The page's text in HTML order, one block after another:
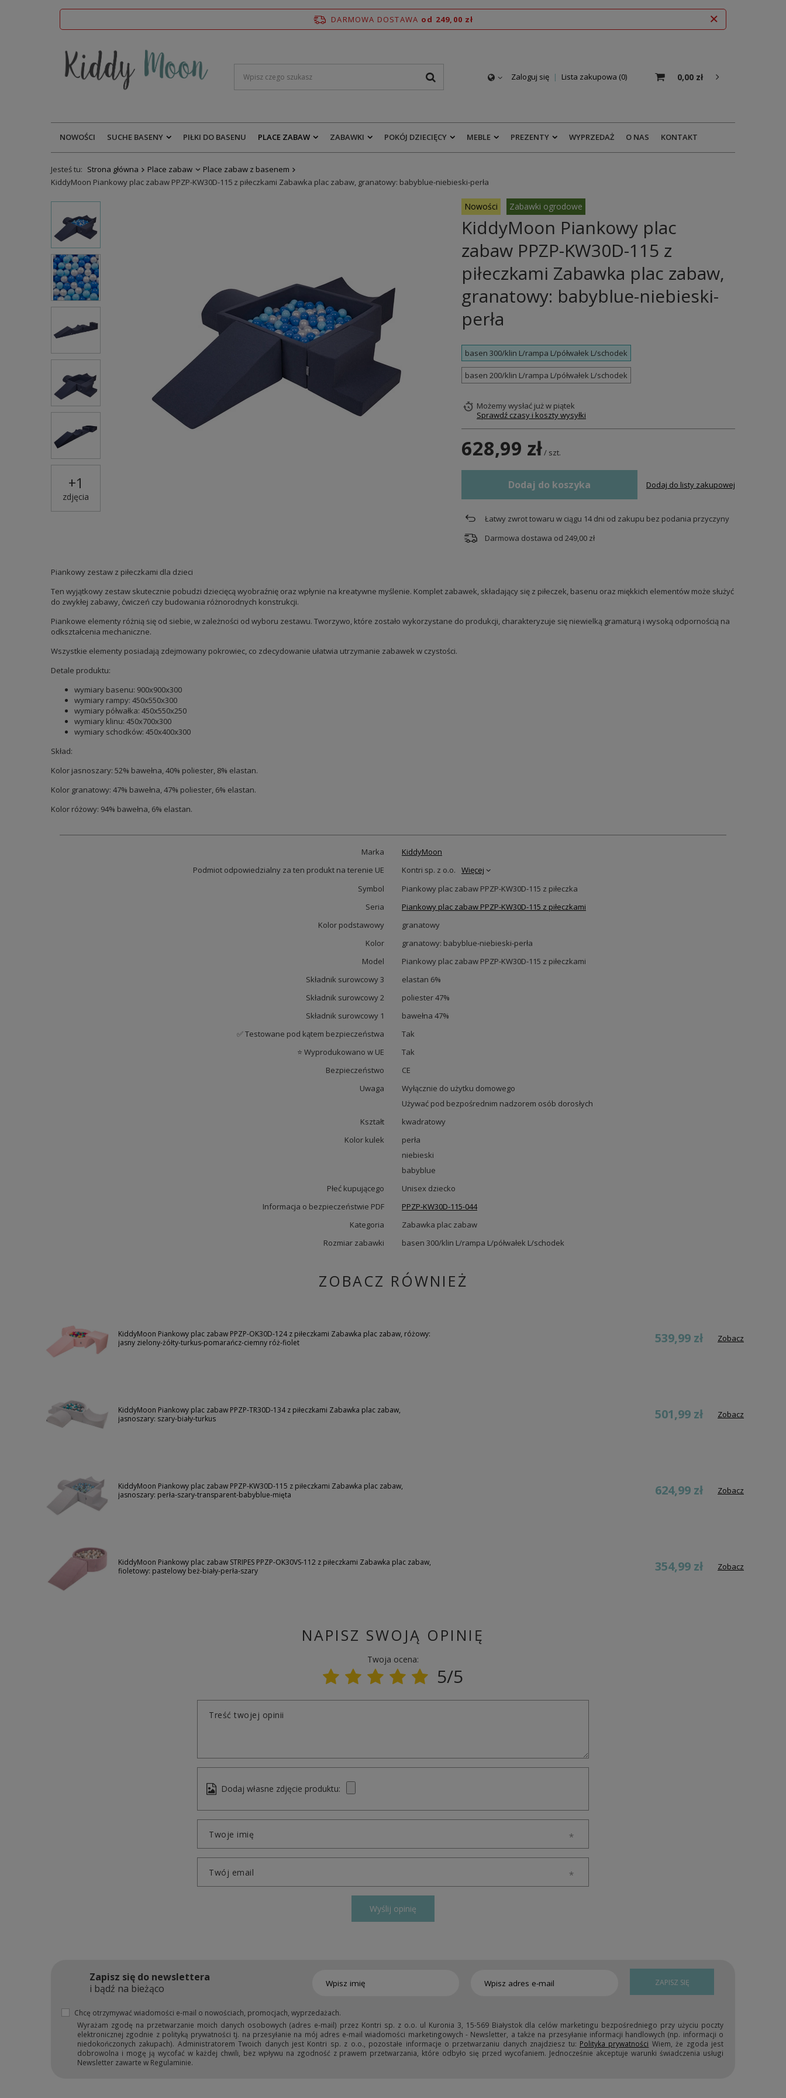
DARMOWA DOSTAWA od 249,00 zł
Zaloguj się Lista zakupowa 0 0,00 zł
NOWOŚCI SUCHE BASENY PIŁKI DO BASENU PLACE ZABAW ZABAWKI POKÓJ DZIECIĘCY MEBLE PREZENTY WYPRZEDAŻ O NAS KONTAKT
Jesteś tu: Strona główna Place zabaw
Place zabaw z basenem
KiddyMoon Piankowy plac zabaw PPZP-KW30D-115 z piłeczkami Zabawka plac zabaw, granatowy: babyblue-niebieski-perła
Nowości Zabawki ogrodowe
KiddyMoon Piankowy plac
zabaw PPZP-KW30D-115 z
piłeczkami Zabawka plac zabaw,
granatowy: babyblue-niebieski-
perła
+1
zdjęcia
basen 300/klin L/rampa L/półwałek L/schodek
basen 200/klin L/rampa L/półwałek L/schodek
Możemy wysłać jużw piątek
Sprawdź czasy i koszty wysyłki
628,99 zł/ szt.
Dodaj do koszyka Dodaj do listy zakupowej
Łatwy zwrot towaru w ciągu 14dni od zakupu bez podania przyczyny
Darmowa dostawa od 249,00 zł
Piankowy zestaw z piłeczkami dla dzieci
Ten wyjątkowy zestaw skutecznie pobudzi dziecięcą wyobraźnię oraz wpłynie na kreatywne myślenie. Komplet zabawek, składający się z piłeczek, basenu oraz miękkich elementów może służyć
do zwykłej zabawy, ćwiczeń czy budowania różnorodnych konstrukcji.
Piankowe elementy różnią się od siebie, w zależności od wyboru zestawu. Tworzywo, które zostało wykorzystane do produkcji, charakteryzuje się niewielką gramaturą i wysoką odpornością na
odkształcenia mechaniczne.
Wszystkie elementy posiadają zdejmowany pokrowiec, co zdecydowanie ułatwia utrzymanie zabawek w czystości.
Detale produktu:
wymiary basenu: 900x900x300
wymiary rampy: 450x550x300
wymiary półwałka: 450x550x250
wymiary klinu: 450x700x300
wymiary schodków: 450x400x300
Skład:
Kolor jasnoszary: 52% bawełna, 40% poliester, 8% elastan.
Kolor granatowy: 47% bawełna, 47% poliester, 6% elastan.
Kolor różowy: 94% bawełna, 6% elastan.
Marka
KiddyMoon
Podmiot odpowiedzialny za ten produkt na terenie UE
Kontri sp. z o.o.
Więcej
Symbol
Piankowy plac zabaw PPZP-KW30D-115 z piłeczka
Seria
Piankowy plac zabaw PPZP-KW30D-115 z piłeczkami
Kolor podstawowy
granatowy
Kolor
granatowy: babyblue-niebieski-perła
Model
Piankowy plac zabaw PPZP-KW30D-115 z piłeczkami
Składnik surowcowy 3
elastan 6%
Składnik surowcowy 2
poliester 47%
Składnik surowcowy 1
bawełna 47%
✅ Testowane pod kątem bezpieczeństwa
Tak
⭐ Wyprodukowano w UE
Tak
Bezpieczeństwo
CE
Uwaga
Wyłącznie do użytku domowego
Używać pod bezpośrednim nadzorem osób dorosłych
Kształt
kwadratowy
Kolor kulek
perła
niebieski
babyblue
Płeć kupującego
Unisex dziecko
Informacja o bezpieczeństwie PDF
PPZP-KW30D-115-044
Kategoria
Zabawka plac zabaw
Rozmiar zabawki
basen 300/klin L/rampa L/półwałek L/schodek
ZOBACZ RÓWNIEŻ
KiddyMoon Piankowy plac zabaw PPZP-OK30D-124 z piłeczkami Zabawka plac zabaw, różowy:
jasny zielony-żółty-turkus-pomarańcz-ciemny róż-fiolet
539,99 zł Zobacz
KiddyMoon Piankowy plac zabaw PPZP-TR30D-134 z piłeczkami Zabawka plac zabaw,
jasnoszary: szary-biały-turkus
501,99 zł Zobacz
KiddyMoon Piankowy plac zabaw PPZP-KW30D-115 z piłeczkami Zabawka plac zabaw,
jasnoszary: perła-szary-transparent-babyblue-mięta
624,99 zł Zobacz
KiddyMoon Piankowy plac zabaw STRIPES PPZP-OK30VS-112 z piłeczkami Zabawka plac zabaw,
fioletowy: pastelowy beż-biały-perła-szary
354,99 zł Zobacz
NAPISZ SWOJĄ OPINIĘ
Twoja ocena:
5/5
Treść twojej opinii
Dodaj własne zdjęcie produktu:
Twoje imię
Twój email
Wyślij opinię
Zapisz się do newslettera
i bądź na bieżąco
ZAPISZ SIĘ
Chcę otrzymywać wiadomości e-mail o nowościach, promocjach, wyprzedażach.
Wyrażam zgodę na przetwarzanie moich danych osobowych (adres e-mail) przez Kontri sp. z o.o. ul Kuronia 3, 15-569 Białystok dla celów marketingu bezpośredniego przy użyciu poczty
elektronicznej zgodnie z polityką prywatności tj. na przesyłanie na mój adres e-mail wiadomości marketingowych - Newsletter, a także na przesyłanie informacji handlowych (np. informacji o
niedokończonych zakupach). Administratorem Twoich danych jest Kontri sp. z o.o., pozostałe informacje o przetwarzaniu danych znajdziesz tu: Polityka prywatności Wiem, że zgoda jest
dobrowolna i mogę ją wycofać w każdej chwili, bez wpływu na zgodność z prawem przetwarzania, które odbyło się przed wycofaniem. Jednocześnie akceptuje warunki świadczenia usługi
Newsletter zawarte w Regulaminie.